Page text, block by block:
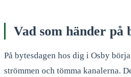
Vad som händer på
På bytesdagen hos dig i Osby
strömmen och tömma kanalerna.